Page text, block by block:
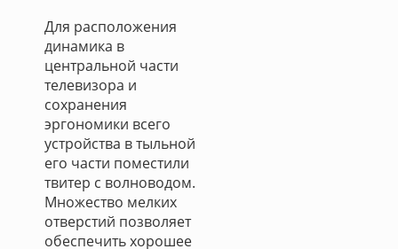
Для расположения
динамика в
центральной части
телевизора и
сохранения
эргономики всего
устройства в тыльной
его части поместили
твитер с волноводом.
Множество мелких
отверстий позволяет
обеспечить хорошее